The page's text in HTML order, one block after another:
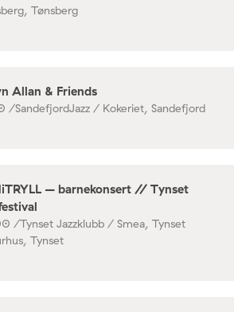
Tønsberg
Allan & Friends
/SandefjordJazz / Kokeriet, Sandefjord
– barnekonsert // Tynset
/Tynset Jazzklubb / Smea, Tynset
Tynset